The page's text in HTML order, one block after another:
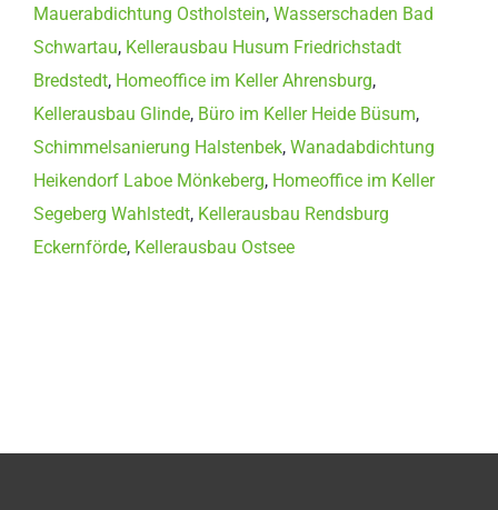
Mauerabdichtung Ostholstein, Wasserschaden Bad
Schwartau, Kellerausbau Husum Friedrichstadt
Bredstedt, Homeoffice im Keller Ahrensburg,
Kellerausbau Glinde, Büro im Keller Heide Büsum,
Schimmelsanierung Halstenbek, Wanadabdichtung
Heikendorf Laboe Mönkeberg, Homeoffice im Keller
Segeberg Wahlstedt, Kellerausbau Rendsburg
Eckernförde, Kellerausbau Ostsee